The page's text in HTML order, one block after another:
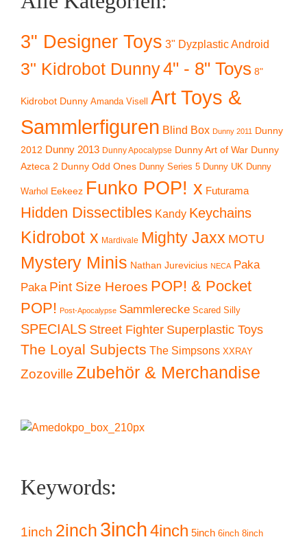
3" Designer Toys 3" Dyzplastic Android
3" Kidrobot Dunny4" - 8" Toys 8"
Kidrobot Dunny Amanda Visell
Art Toys &
Sammlerfiguren Blind Box Dunny 2011
Dunny
2012 Dunny 2013 Dunny Apocalypse Dunny Art of War Dunny
Azteca 2 Dunny Odd Ones Dunny Series 5 Dunny UK Dunny
Warhol Eekeez Funko POP! x Futurama
Hidden Dissectibles Kandy Keychains
Kidrobot x Mardivale Mighty Jaxx MOTU
Mystery Minis Nathan Jurevicius NECA Paka
Paka Pint Size Heroes POP! & Pocket
POP! Post-Apocalypse Sammlerecke Scared Silly
SPECIALS Street Fighter Superplastic Toys
The Loyal Subjects The Simpsons XXRAY
Zozoville Zubehör & Merchandise
Keywords:
1inch 2inch 3inch4inch 5inch 6inch 8inch